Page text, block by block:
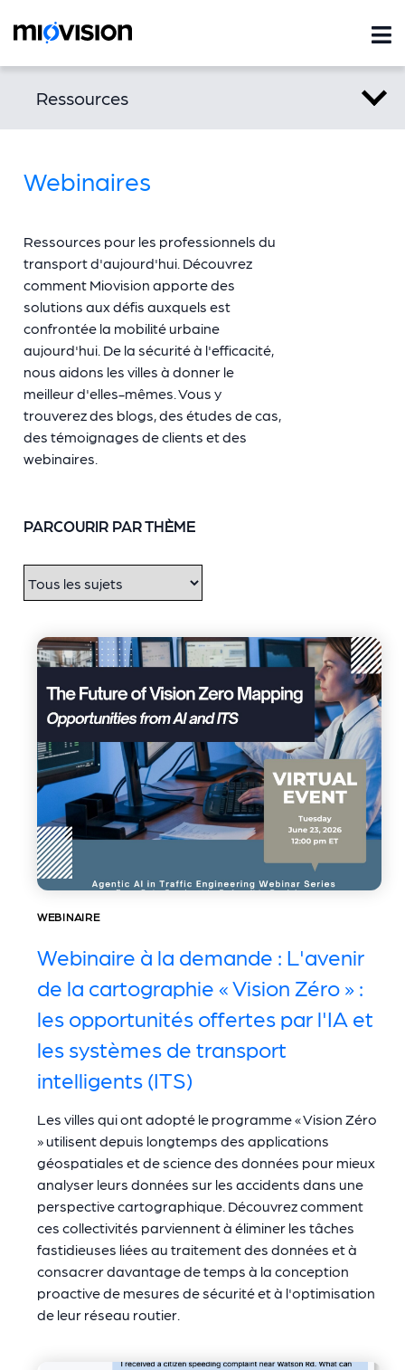
Ressources
Webinaires
Ressources pour les professionnels du
transport d'aujourd'hui. Découvrez
comment Miovision apporte des
solutions aux défis auxquels est
confrontée la mobilité urbaine
aujourd'hui. De la sécurité à l'efficacité,
nous aidons les villes à donner le
meilleur d'elles-mêmes. Vous y
trouverez des blogs, des études de cas,
des témoignages de clients et des
webinaires.
PARCOURIR PAR THÈME
WEBINAIRE
Webinaire à la demande : L'avenir
de la cartographie « Vision Zéro » :
les opportunités offertes par l'IA et
les systèmes de transport
intelligents (ITS)
Les villes qui ont adopté le programme « Vision Zéro
» utilisent depuis longtemps des applications
géospatiales et de science des données pour mieux
analyser leurs données sur les accidents dans une
perspective cartographique. Découvrez comment
ces collectivités parviennent à éliminer les tâches
fastidieuses liées au traitement des données et à
consacrer davantage de temps à la conception
proactive de mesures de sécurité et à l'optimisation
de leur réseau routier.